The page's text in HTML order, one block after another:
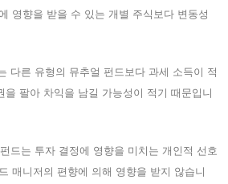
영향을 받을 수 있는 개별 주식보다 변동성
다른 유형의 뮤추얼 펀드보다 과세 소득이 적
을 팔아 차익을 남길 가능성이 적기 때문입니
드는 투자 결정에 영향을 미치는 개인적 선호
매니저의 편향에 의해 영향을 받지 않습니